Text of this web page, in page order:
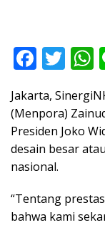
F
e
b
o
o
k
T
itt
er s
A
Jakarta,
(Menpora)
Presiden Joko
desain besar
nasional.
“Tentang
bahwa kami